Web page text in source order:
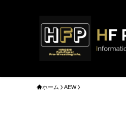
ホーム AEW